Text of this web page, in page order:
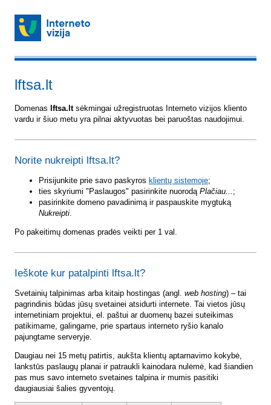
lftsa.lt
Domenas lftsa.ltsėkmingai užregistruotas Interneto vizijos kliento
vardu ir šiuo metu yra pilnai aktyvuotas bei paruoštas naudojimui.
Norite nukreipti lftsa.lt?
Prisijunkite prie savo paskyros klientų sistemoje;
ties skyriumi "Paslaugos" pasirinkite nuorodą Plačiau... ;
pasirinkite domeno pavadinimą ir paspauskite mygtuką
Nukreipti.
Po pakeitimų domenas pradės veikti per 1 val.
Ieškote kur patalpinti lftsa.lt?
Svetainių talpinimas arba kitaip hostingas (angl. web hosting) – tai
pagrindinis būdas jūsų svetainei atsidurti internete. Tai vietos jūsų
internetiniam projektui, el. paštui ar duomenų bazei suteikimas
patikimame, galingame, prie spartaus interneto ryšio kanalo
pajungtame serveryje.
Daugiau nei 15 metų patirtis, aukšta klientų aptarnavimo kokybė,
lankstūs paslaugų planai ir patraukli kainodara nulėmė, kad šiandien
pas mus savo interneto svetaines talpina ir mumis pasitiki
daugiausiai šalies gyventojų.